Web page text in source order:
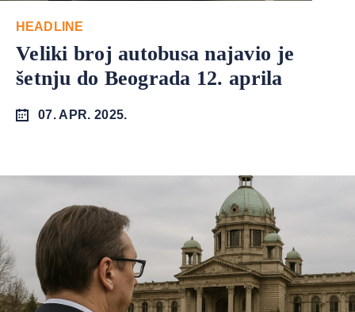
HEADLINE
Veliki broj autobusa najavio je
šetnju do Beograda 12. aprila
07. APR. 2025.